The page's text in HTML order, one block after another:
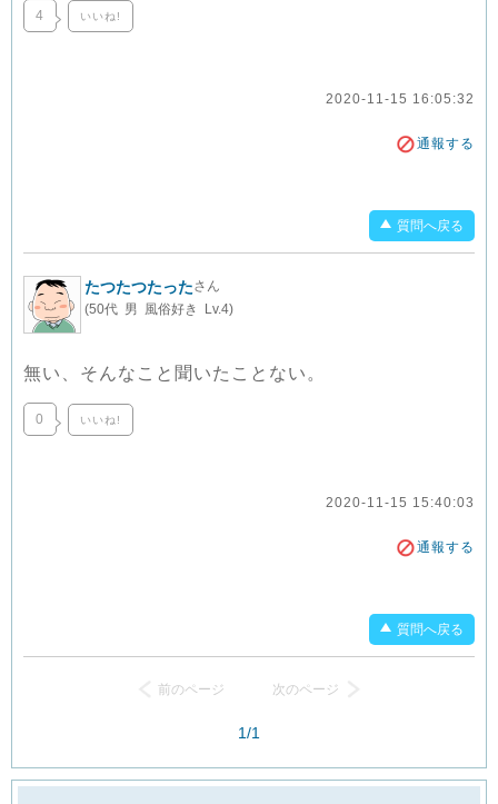
4 いいね!
2020-11-15 16:05:32
通報する
質問へ戻る
たつたつたったさん
(50代 男 風俗好き Lv.4)
無い、そんなこと聞いたことない。
0 いいね!
2020-11-15 15:40:03
通報する
質問へ戻る
前のページ 次のページ
1/1